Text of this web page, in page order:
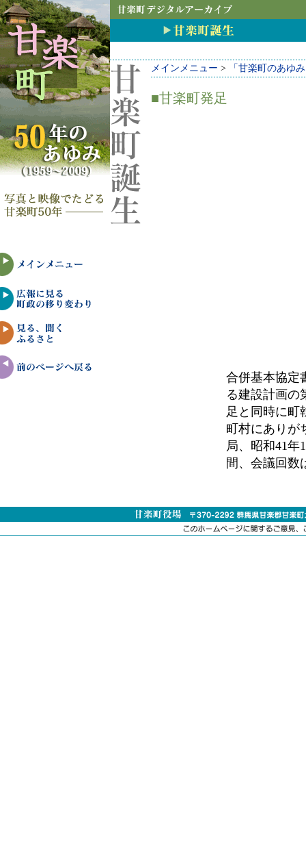
メインメニュー > 「甘楽町のあゆ
■甘楽町発足
合併基本協定
る建設計画の
足と同時に町
町村にありが
局、昭和41年
間、会議回数